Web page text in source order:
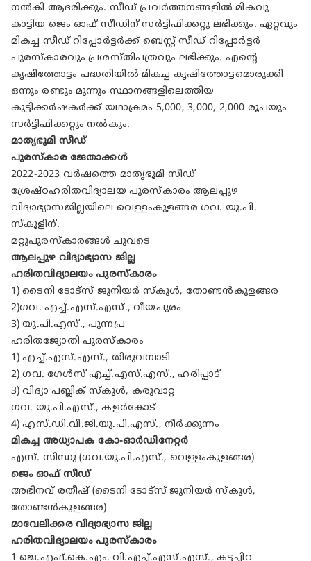
നൽകി ആദരിക്കും. സീഡ് പ്രവർത്തനങ്ങളിൽ മികവു
കാട്ടിയ ജെം ഓഫ് സീഡിന് സർട്ടിഫിക്കറ്റു ലഭിക്കും. ഏറ്റവും
മികച്ച സീഡ് റിപ്പോർട്ടർക്ക് ബെസ്റ്റ് സീഡ് റിപ്പോർട്ടർ
പുരസ്കാരവും പ്രശസ്തിപത്രവും ലഭിക്കും. എന്റെ
കൃഷിത്തോട്ടം പദ്ധതിയിൽ മികച്ച കൃഷിത്തോട്ടമൊരുക്കി
ഒന്നും രണ്ടും മൂന്നും സ്ഥാനങ്ങളിലെത്തിയ
കുട്ടിക്കർഷകർക്ക് യഥാക്രമം 5,000, 3,000, 2,000 രൂപയും
സർട്ടിഫിക്കറ്റും നൽകും.
മാതൃഭൂമി സീഡ്
പുരസ്കാര ജേതാക്കൾ
2022-2023 വർഷത്തെ മാതൃഭൂമി സീഡ്
ശ്രേഷ്ഠഹരിതവിദ്യാലയ പുരസ്കാരം ആലപ്പുഴ
വിദ്യാഭ്യാസജില്ലയിലെ വെള്ളംകുളങ്ങര ഗവ. യു.പി.
സ്കൂളിന്.
മറ്റുപുരസ്കാരങ്ങൾ ചുവടെ
ആലപ്പുഴ വിദ്യാഭ്യാസ ജില്ല
ഹരിതവിദ്യാലയം പുരസ്കാരം
1) ടൈനി ടോട്സ്‌ ജൂനിയർ സ്കൂൾ, തോണ്ടൻകുളങ്ങര
2)ഗവ. എച്ച്.എസ്.എസ്., വീയപുരം
3) യു.പി.എസ്., പുന്നപ്ര
ഹരിതജ്യോതി പുരസ്കാരം
1) എച്ച്.എസ്.എസ്., തിരുവമ്പാടി
2) ഗവ. ഗേൾസ് എച്ച്.എസ്.എസ്., ഹരിപ്പാട്
3) വിദ്യാ പബ്ലിക് സ്കൂൾ, കരുവാറ്റ
ഗവ. യു.പി.എസ്., കളർകോട്
4) എസ്.ഡി.വി.ജി.യു.പി.എസ്., നീർക്കുന്നം
മികച്ച അധ്യാപക കോ-ഓർഡിനേറ്റർ
എസ്. സിന്ധു (ഗവ.യു.പി.എസ്., വെള്ളംകുളങ്ങര)
ജെം ഓഫ് സീഡ്
അഭിനവ് രതീഷ് (ടൈനി ടോട്‌സ് ജൂനിയർ സ്കൂൾ,
തോണ്ടൻകുളങ്ങര)
മാവേലിക്കര വിദ്യാഭ്യാസ ജില്ല
ഹരിതവിദ്യാലയം പുരസ്കാരം
1 ജെ.എഫ്.കെ.എം. വി.എച്ച്.എസ്.എസ്., കട്ടച്ചിറ